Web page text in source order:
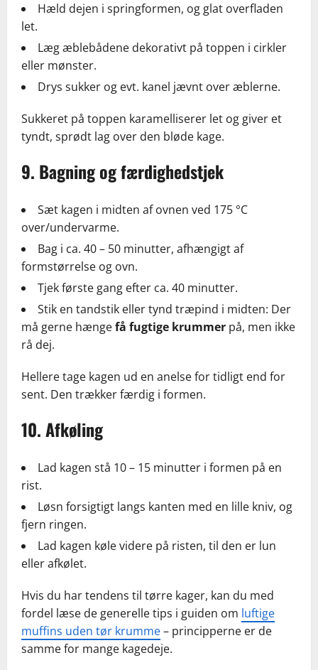
Hæld dejen i springformen, og glat overfladen
let.
Læg æblebådene dekorativt på toppen i cirkler
eller mønster.
Drys sukker og evt. kanel jævnt over æblerne.
Sukkeret på toppen karamelliserer let og giver et
tyndt, sprødt lag over den bløde kage.
9. Bagning og færdighedstjek
Sæt kagen i midten af ovnen ved 175 °C
over/undervarme.
Bag i ca. 40 – 50 minutter, afhængigt af
formstørrelse og ovn.
Tjek første gang efter ca. 40 minutter.
Stik en tandstik eller tynd træpind i midten: Der
må gerne hængefå fugtige krummer på, men ikke
rå dej.
Hellere tage kagen ud en anelse for tidligt end for
sent. Den trækker færdig i formen.
10. Afkøling
Lad kagen stå 10 – 15 minutter i formen på en
rist.
Løsn forsigtigt langs kanten med en lille kniv, og
fjern ringen.
Lad kagen køle videre på risten, til den er lun
eller afkølet.
Hvis du har tendens til tørre kager, kan du med
fordel læse de generelle tips i guiden om luftige
muffins uden tør krumme– principperne er de
samme for mange kagedeje.